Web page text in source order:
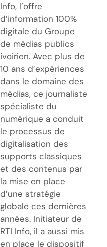
Info, l’offre
d’information 100%
digitale du Groupe
de médias publics
ivoirien. Avec plus de
10 ans d’expériences
dans le domaine des
médias, ce journaliste
spécialiste du
numérique a conduit
le processus de
digitalisation des
supports classiques
et des contenus par
la mise en place
d’une stratégie
globale ces dernières
années. Initiateur de
RTI Info, il a aussi mis
en place le dispositif